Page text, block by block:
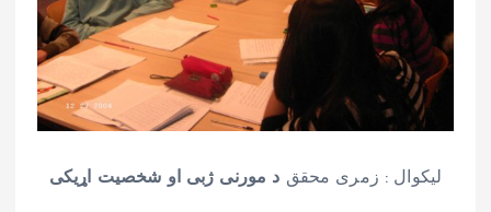
لیکوال : زمری محقق د مورنی ژبی او شخصیت اړیکی